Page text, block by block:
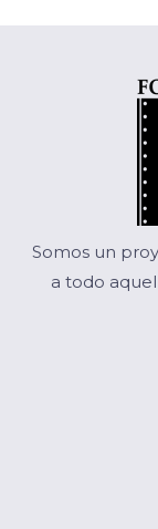
Somos un
a todo